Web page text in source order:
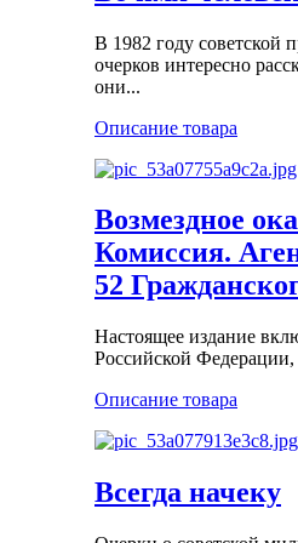
В 1982 году советской
очерков интересно
они...
Описание товара
Возмездное
Комиссия.
52
Настоящее издание
Российской
Описание товара
Всегда начеку